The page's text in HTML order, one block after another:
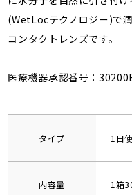
(WetLocテクノロジー)で
コンタクトレンズです。
医療機器承認番号：
タイプ 1日
内容量 1箱